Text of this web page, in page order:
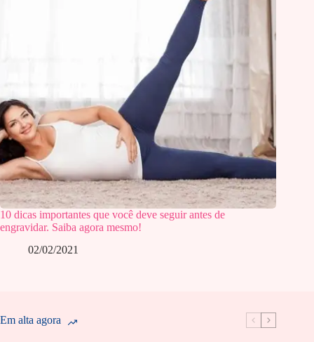
10 dicas importantes que você deve seguir antes de
engravidar. Saiba agora mesmo!
02/02/2021
Em alta agora